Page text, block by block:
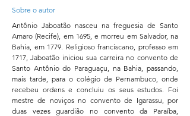
Sobre o autor
Antônio Jaboatão nasceu na freguesia de Santo
Amaro (Recife), em 1695, e morreu em Salvador, na
Bahia, em 1779. Religioso franciscano, professo em
1717, Jaboatão iniciou sua carreira no convento de
Santo Antônio do Paraguaçu, na Bahia, passando,
mais tarde, para o colégio de Pernambuco, onde
recebeu ordens e concluiu os seus estudos. Foi
mestre de noviços no convento de Igarassu, por
duas vezes guardião no convento da Paraíba,